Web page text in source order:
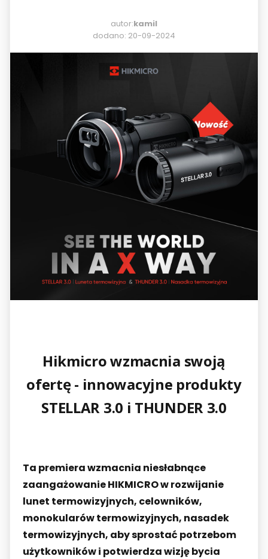
autor:kamil
dodano: 20-09-2024
Hikmicro wzmacnia swoją
ofertę - innowacyjne produkty
STELLAR 3.0 i THUNDER 3.0
Ta premiera wzmacnia niesłabnące
zaangażowanie HIKMICRO w rozwijanie
lunet termowizyjnych, celowników,
monokularów termowizyjnych, nasadek
termowizyjnych, aby sprostać potrzebom
użytkowników i potwierdza wizję bycia